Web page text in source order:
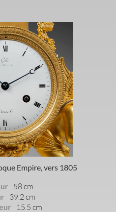
Empire, vers 1805
58 cm
39.2 cm
15.5 cm